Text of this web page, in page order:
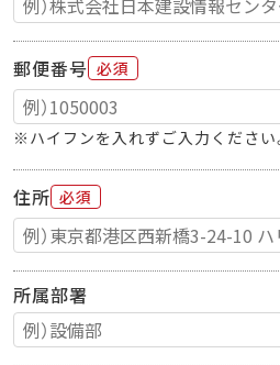
郵便番号 必須
※ハイフンを入れずご入力ください
住所 必須
所属部署